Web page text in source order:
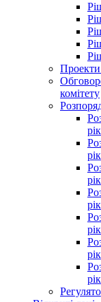
Проекти
комітету
рік
рік
рік
рік
рік
рік
рік